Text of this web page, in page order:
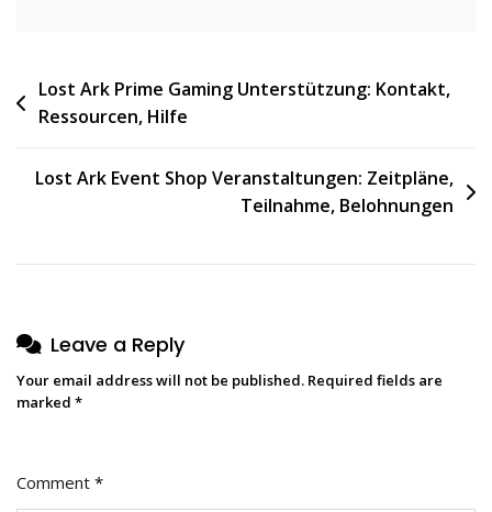
Post
navigation
Lost Ark Prime Gaming Unterstützung: Kontakt,
Ressourcen, Hilfe
Lost Ark Event Shop Veranstaltungen: Zeitpläne,
Teilnahme, Belohnungen
Leave a Reply
Your email address will not be published. Required fields are
marked *
Comment *